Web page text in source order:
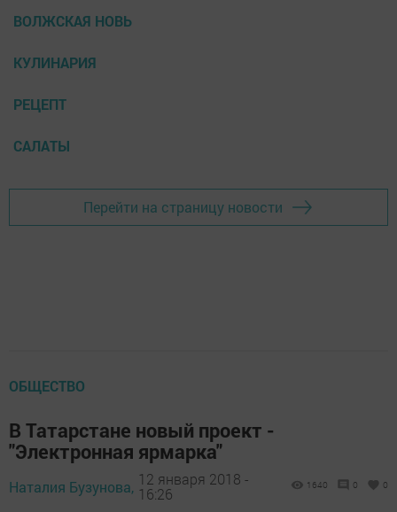
ВОЛЖСКАЯ НОВЬ
КУЛИНАРИЯ
РЕЦЕПТ
САЛАТЫ
Перейти на страницу новости
ОБЩЕСТВО
В Татарстане новый проект -
"Электронная ярмарка"
Наталия Бузунова, 12 января 2018 -
16:26
1640 0 0